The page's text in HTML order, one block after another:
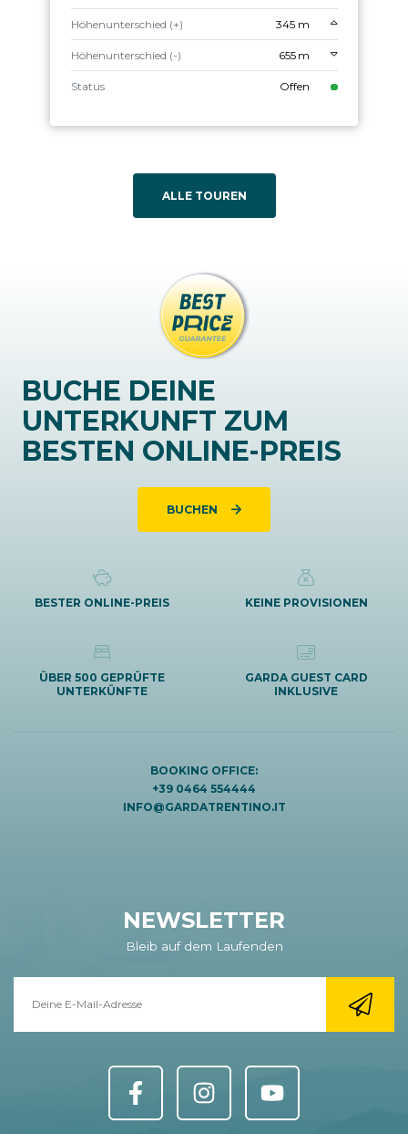
Höhenunterschied (+) 345 m
Höhenunterschied (-) 655 m
Status Offen
ALLE TOUREN
BUCHE DEINE
UNTERKUNFT ZUM
BESTEN ONLINE-PREIS
BUCHEN
BESTER ONLINE-PREIS KEINE PROVISIONEN
ÜBER 500 GEPRÜFTE
UNTERKÜNFTE
GARDA GUEST CARD
INKLUSIVE
BOOKING OFFICE:
+39 0464 554444
INFO@GARDATRENTINO.IT
NEWSLETTER
Bleib auf dem Laufenden